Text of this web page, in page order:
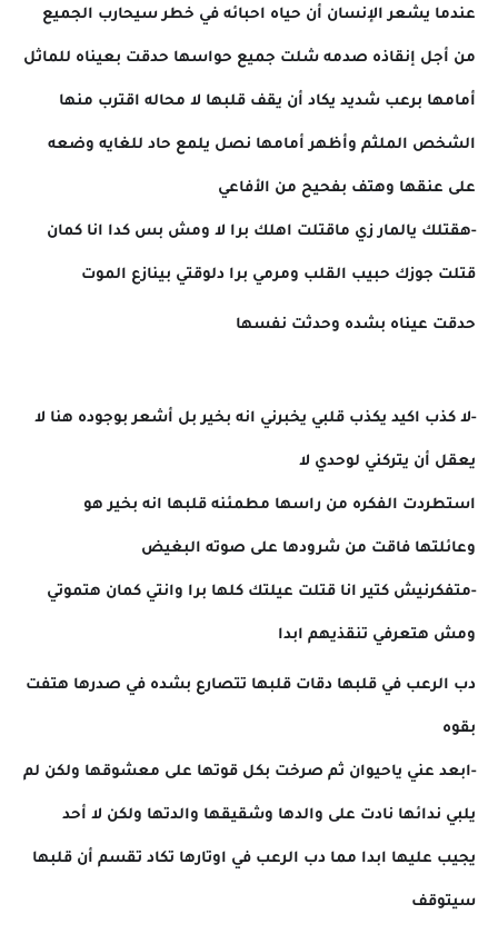
عندما يشعر الإنسان أن حياه احبائه في خطر سيحارب الجميع
من أجل إنقاذه صدمه شلت جميع حواسها حدقت بعيناه للماثل
أمامها برعب شديد يكاد أن يقف قلبها لا محاله اقترب منها
الشخص الملثم وأظهر أمامها نصل يلمع حاد للغايه وضعه
على عنقها وهتف بفحيح من الأفاعي
-هقتلك يالمار زي ماقتلت اهلك برا لا ومش بس كدا انا كمان
قتلت جوزك حبيب القلب ومرمي برا دلوقتي بينازع الموت
حدقت عيناه بشده وحدثت نفسها
-لا كذب اكيد يكذب قلبي يخبرني انه بخير بل أشعر بوجوده هنا لا
يعقل أن يتركني لوحدي لا
استطردت الفكره من راسها مطمئنه قلبها انه بخير هو
وعائلتها فاقت من شرودها على صوته البغيض
-متفكرنيش كتير انا قتلت عيلتك كلها برا وانتي كمان هتموتي
ومش هتعرفي تنقذيهم ابدا
دب الرعب في قلبها دقات قلبها تتصارع بشده في صدرها هتفت
بقوه
-ابعد عني ياحيوان ثم صرخت بكل قوتها على معشوقها ولكن لم
يلبي ندائها نادت على والدها وشقيقها والدتها ولكن لا أحد
يجيب عليها ابدا مما دب الرعب في اوتارها تكاد تقسم أن قلبها
سيتوقف